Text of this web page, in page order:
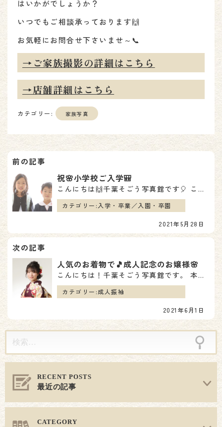
はいかがでしょうか？
いつでもご相談承っております🙌
お気軽にお問合せ下さいませ～📞
→ご家族撮影の詳細はこちら
→店舗詳細はこちら
カテゴリー: 家族写真
投
稿
ナ
ビ
ゲ
ー
ョ
ン
祝🌸小学校ご入学🎒
こんにちは🙌千葉そごう写真館です🎈 この春、ご入学された方のお写真がまだまだございます＾＾ 本日は小…
カテゴリー: 入学・卒業／入園・卒園
2021年5月28日
人気のお着物で🎵成人記念のお嬢様🌸
こんにちは！千葉そごう写真館です。 本日は成人の撮影に来られた素敵なお嬢様のご紹介です🥰💖 当店の振…
カテゴリー:成人振袖
2021年6月1日
最近の記事